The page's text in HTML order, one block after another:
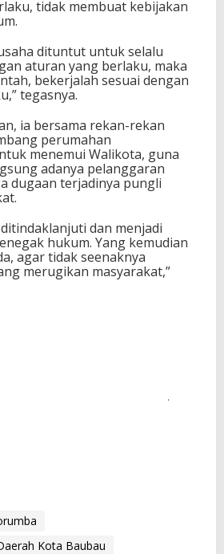
tidak membuat kebijakan
dituntut untuk selalu
aturan yang berlaku, maka
bekerjalah sesuai dengan
tegasnya.
ia bersama rekan-rekan
perumahan
menemui Walikota, guna
adanya pelanggaran
dugaan terjadinya pungli
dan menjadi
hukum. Yang kemudian
agar tidak seenaknya
merugikan masyarakat,”
Kota Baubau